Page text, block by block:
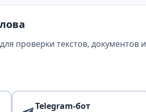
проверки текстов, документов и
Telegram-бот